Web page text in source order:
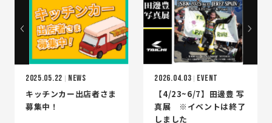
2025.05.22 NEWS
キッチンカー出店者さま
募集中！
2026.04.03 EVENT
【4/23~6/7】田邊豊 写
真展 ※イベントは終了
しました